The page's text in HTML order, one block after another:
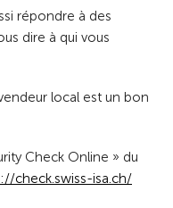
répondre à des
dire à qui vous
local est un bon
Check Online » du
check.swiss-isa.ch/